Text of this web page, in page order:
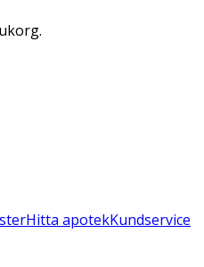
Hitta apotekKundservice